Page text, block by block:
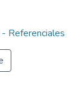
Referenciales